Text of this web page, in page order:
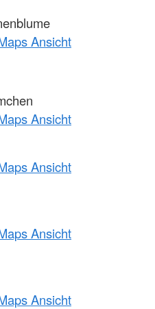
Ansicht
Ansicht
Ansicht
Ansicht
Ansicht